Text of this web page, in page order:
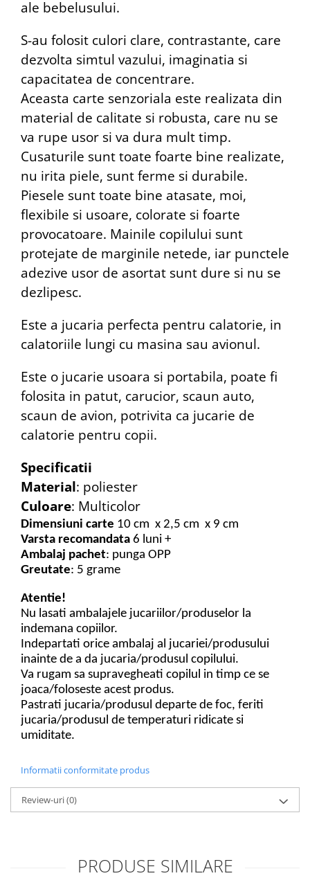
ale bebelusului.
S-au folosit culori clare, contrastante, care
dezvolta simtul vazului, imaginatia si
capacitatea de concentrare.
Aceasta carte senzoriala este realizata din
material de calitate si robusta, care nu se
va rupe usor si va dura mult timp.
Cusaturile sunt toate foarte bine realizate,
nu irita piele, sunt ferme si durabile.
Piesele sunt toate bine atasate, moi,
flexibile si usoare, colorate si foarte
provocatoare. Mainile copilului sunt
protejate de marginile netede, iar punctele
adezive usor de asortat sunt dure si nu se
dezlipesc.
Este a jucaria perfecta pentru calatorie, in
calatoriile lungi cu masina sau avionul.
Este o jucarie usoara si portabila, poate fi
folosita in patut, carucior, scaun auto,
scaun de avion, potrivita ca jucarie de
calatorie pentru copii.
Specificatii
Material: poliester
Culoare: Multicolor
Dimensiuni carte 10 cm x 2,5 cm x 9 cm
Varsta recomandata 6 luni +
Ambalaj pachet: punga OPP
Greutate: 5 grame
Atentie!
Nu lasati ambalajele jucariilor/produselor la
indemana copiilor.
Indepartati orice ambalaj al jucariei/produsului
inainte de a da jucaria/produsul copilului.
Va rugam sa supravegheati copilul in timp ce se
joaca/foloseste acest produs.
Pastrati jucaria/produsul departe de foc, feriti
jucaria/produsul de temperaturi ridicate si
umiditate.
Informatii conformitate produs
Review-uri(0)
PRODUSE SIMILARE